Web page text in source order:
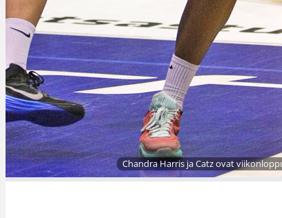
Chandra Harris ja Catz ovat